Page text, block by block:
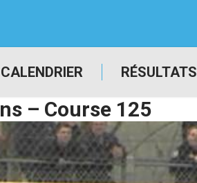
CALENDRIER RÉSULTATS
– Course 125